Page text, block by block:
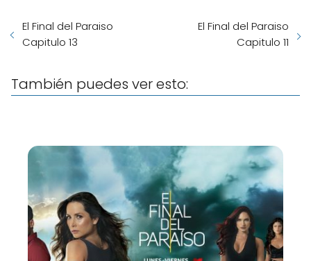
El Final del Paraiso
Capitulo 13
El Final del Paraiso
Capitulo 11
También puedes ver esto: